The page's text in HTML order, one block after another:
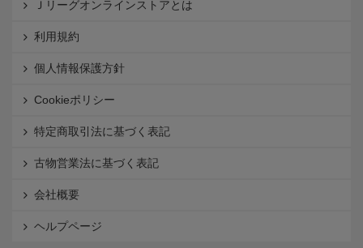
Ｊリーグオンラインストアとは
利用規約
個人情報保護方針
Cookieポリシー
特定商取引法に基づく表記
古物営業法に基づく表記
会社概要
ヘルプページ